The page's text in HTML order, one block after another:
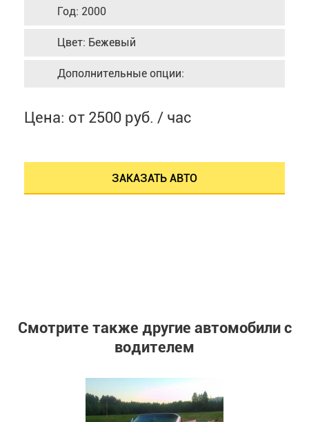
Год: 2000
Цвет: Бежевый
Дополнительные опции:
Цена: от 2500 руб. / час
ЗАКАЗАТЬ АВТО
Смотрите также другие автомобили с
водителем